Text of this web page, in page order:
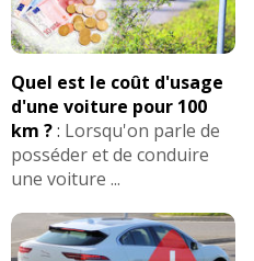
Quel est le coût d'usage
d'une voiture pour 100
km ?: Lorsqu'on parle de
posséder et de conduire
une voiture ...